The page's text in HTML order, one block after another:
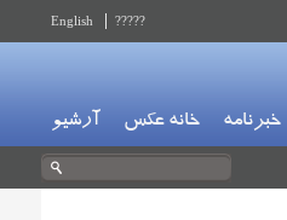
?????
English
خبرنامه خانه عکس آرشیو